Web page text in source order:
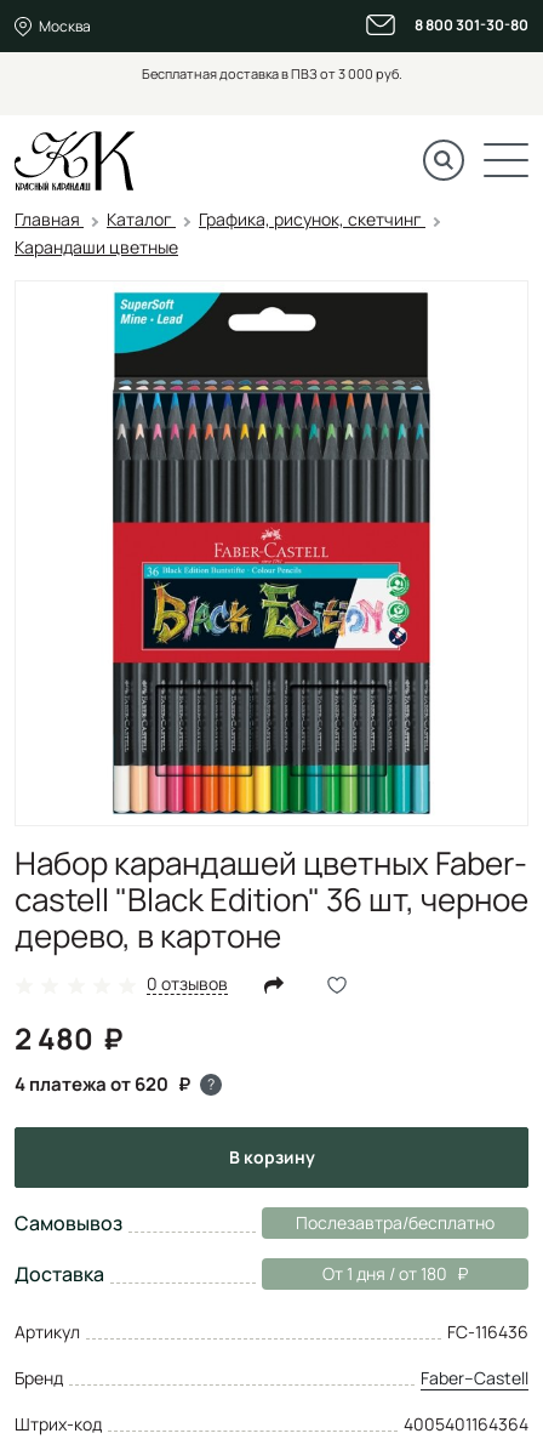
Москва 8 800 301-30-80
Бесплатная доставка в ПВЗ от 3 000 руб.
Главная Каталог
Графика, рисунок, скетчинг
Карандаши цветные
Набор карандашей цветных Faber-
castell "Black Edition" 36 шт, черное
дерево, в картоне
0 отзывов
2 480
4 платежа от 620 ?
в корзину
Самовывоз Послезавтра/бесплатно
Доставка От 1 дня / от 180
Артикул
FC-116436
Бренд
Faber–Сastell
Штрих-код
4005401164364